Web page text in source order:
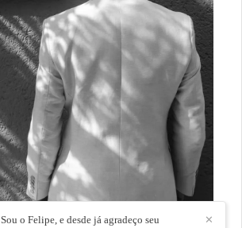
✕
Sou o Felipe, e desde já agradeço seu